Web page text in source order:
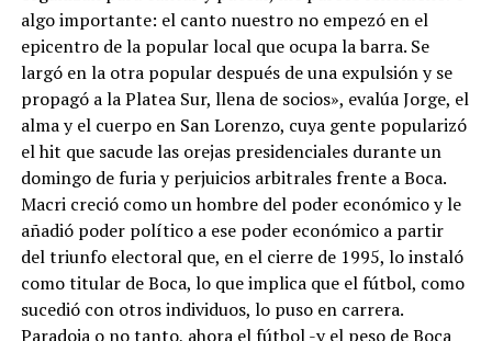
algo importante: el canto nuestro no empezó en el
epicentro de la popular local que ocupa la barra. Se
largó en la otra popular después de una expulsión y se
propagó a la Platea Sur, llena de socios», evalúa Jorge, el
alma y el cuerpo en San Lorenzo, cuya gente popularizó
el hit que sacude las orejas presidenciales durante un
domingo de furia y perjuicios arbitrales frente a Boca.
Macri creció como un hombre del poder económico y le
añadió poder político a ese poder económico a partir
del triunfo electoral que, en el cierre de 1995, lo instaló
como titular de Boca, lo que implica que el fútbol, como
sucedió con otros individuos, lo puso en carrera.
Paradoja o no tanto, ahora el fútbol -y el peso de Boca